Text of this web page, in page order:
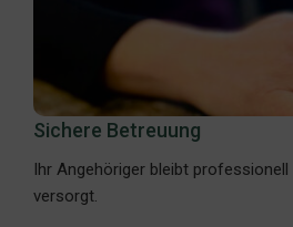
Sichere Betreuung
Ihr Angehöriger bleibt
versorgt.